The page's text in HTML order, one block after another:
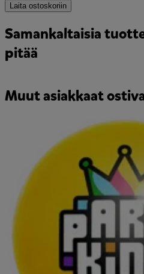
Laita ostoskoriin
Samankaltaisia
pitää
Muut asiakkaat